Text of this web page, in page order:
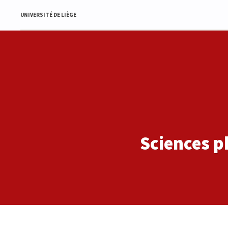
UNIVERSITÉ DE LIÈGE
Sciences